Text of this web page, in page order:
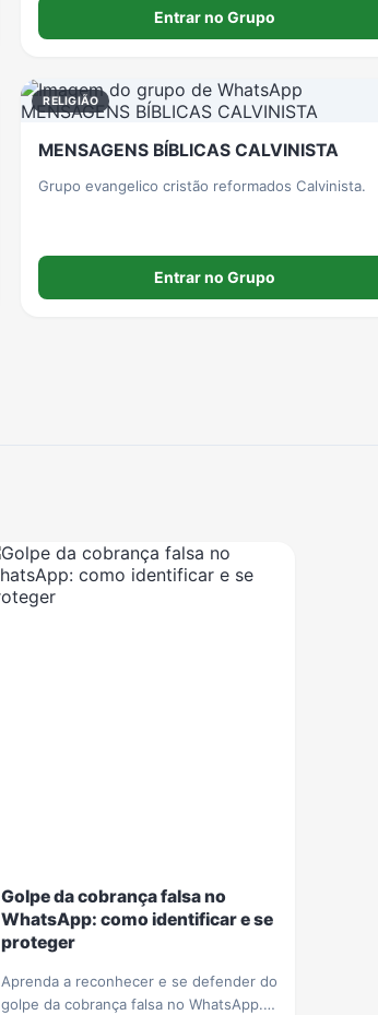
Entrar no Grupo
RELIGIÃO
MENSAGENS BÍBLICAS CALVINISTA
Grupo evangelico cristão reformados Calvinista.
Entrar no Grupo
Golpe da cobrança falsa no
WhatsApp: como identificar e se
proteger
Aprenda a reconhecer e se defender do
golpe da cobrança falsa no WhatsApp.